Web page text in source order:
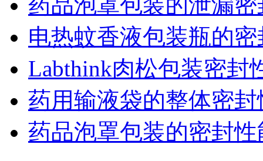
药品泡罩包装的泄漏
电热蚊香液包装瓶的
Labthink肉松包装密封
药用输液袋的整体密
药品泡罩包装的密封